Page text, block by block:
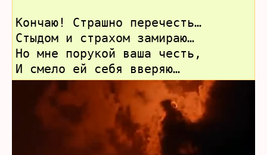
Кончаю! Страшно перечесть…
Стыдом и страхом замираю…
Но мне порукой ваша честь,
И смело ей себя вверяю…